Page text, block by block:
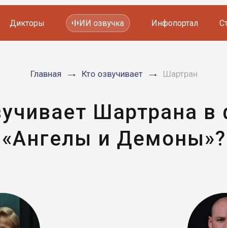
Мультфильмов
Дикторы ИИ озвучка Инфопортал
Главная Кто озвучивает Шартран
Шартрана
«Ангелы и Демоны»?